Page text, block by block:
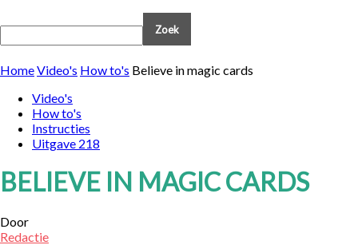
HomeVideo's How to's Believe in magic cards
Video's
How to's
Instructies
Uitgave 218
BELIEVE IN MAGIC CARDS
Door
Redactie